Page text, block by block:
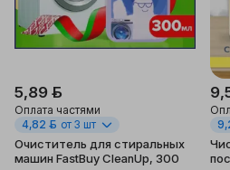
5,89 ƃ
Оплата частями
4,82 ƃ от 3 шт
Очиститель для стиральных
машин FastBuy CleanUp, 300